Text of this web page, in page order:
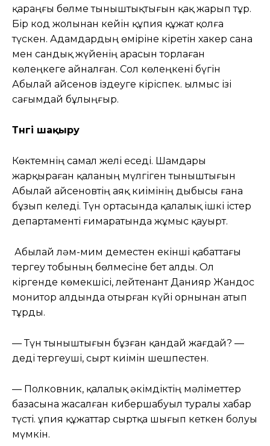
қараңғы бөлме тыныштықтығын қақ жарып тұр.
Бір код жолынан кейін құпия құжат қолға
түскен. Адамдардың өміріне кіретін хакер сана
мен сандық жүйенің арасын торлаған
көлеңкеге айналған. Сол көлеңкені бүгін
Абылай Қайсенов іздеуге кіріспек. Қылмыс ізі
сағымдай бұлыңғыр.
Түнгі шақыру
Көктемнің самал желі еседі. Шамдары
жарқыраған қаланың мүлгіген тыныштығын
Абылай Қайсеновтің аяқ киімінің дыбысы ғана
бұзып келеді. Түн ортасында қалалық ішкі істер
департаменті ғимаратында жұмыс қауырт.
Абылай ләм-мим деместен екінші қабаттағы
тергеу тобының бөлмесіне бет алды. Ол
кіргенде көмекшісі, лейтенант Данияр Жандос
монитор алдында отырған күйі орнынан атып
тұрды.
— Түн тыныштығын бұзған қандай жағдай? —
деді тергеуші, сырт киімін шешпестен.
— Полковник, қалалық әкімдіктің мәліметтер
базасына жасалған кибершабуыл туралы хабар
түсті. Құпия құжаттар сыртқа шығып кеткен болуы
мүмкін.